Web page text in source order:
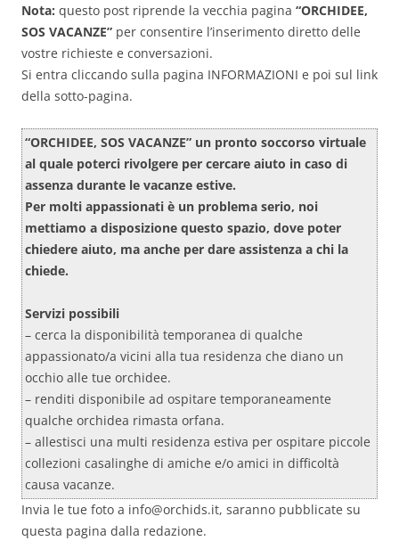
Nota: questo post riprende la vecchia pagina “ORCHIDEE,
SOS VACANZE” per consentire l’inserimento diretto delle
vostre richieste e conversazioni.
Si entra cliccando sulla pagina INFORMAZIONI e poi sul link
della sotto-pagina.
“ORCHIDEE, SOS VACANZE” un pronto soccorso virtuale
al quale poterci rivolgere per cercare aiuto in caso di
assenza durante le vacanze estive.
Per molti appassionati è un problema serio, noi
mettiamo a disposizione questo spazio, dove poter
chiedere aiuto, ma anche per dare assistenza a chi la
chiede.
Servizi possibili
– cerca la disponibilità temporanea di qualche
appassionato/a vicini alla tua residenza che diano un
occhio alle tue orchidee.
– renditi disponibile ad ospitare temporaneamente
qualche orchidea rimasta orfana.
– allestisci una multi residenza estiva per ospitare piccole
collezioni casalinghe di amiche e/o amici in difficoltà
causa vacanze.
Invia le tue foto a info@orchids.it, saranno pubblicate su
questa pagina dalla redazione.